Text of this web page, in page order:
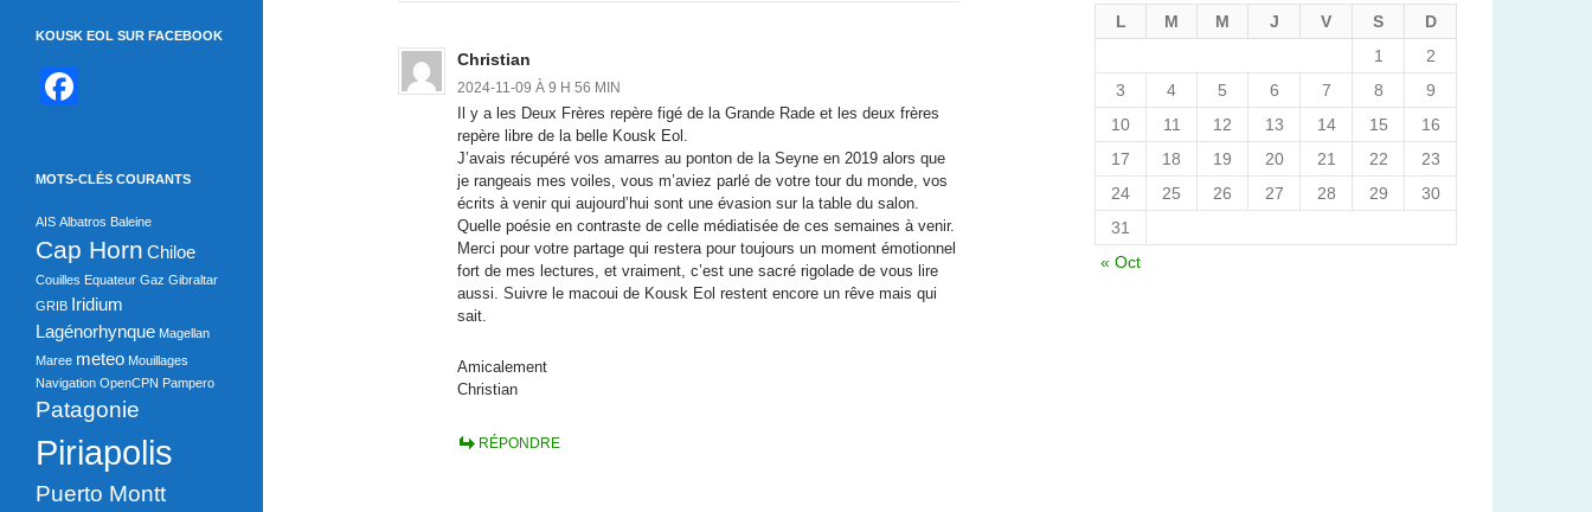
Christian
2024-11-09 À 9 H 56 MIN
Il y a les Deux Frères repère figé de la Grande Rade et les deux frères
repère libre de la belle Kousk Eol.
J’avais récupéré vos amarres au ponton de la Seyne en 2019 alors que
je rangeais mes voiles, vous m’aviez parlé de votre tour du monde, vos
écrits à venir qui aujourd’hui sont une évasion sur la table du salon.
Quelle poésie en contraste de celle médiatisée de ces semaines à venir.
Merci pour votre partage qui restera pour toujours un moment émotionnel
fort de mes lectures, et vraiment, c’est une sacré rigolade de vous lire
aussi. Suivre le macoui de Kousk Eol restent encore un rêve mais qui
sait.
Amicalement
Christian
RÉPONDRE
L M M J V S
D
1
2
3
4 5 6 7 8
9
10
11 12 13 14 15
16
17
18 19 20 21 22
23
24
25 26 27 28 29
30
31
« Oct
KOUSK EOL SUR FACEBOOK
b
o
o
k
MOTS-CLÉS COURANTS
AIS Albatros Baleine
Cap Horn Chiloe
Couilles Equateur Gaz Gibraltar
GRIB Iridium
Lagénorhynque Magellan
Maree meteo Mouillages
Navigation OpenCPN Pampero
Patagonie
Piriapolis
Puerto Montt